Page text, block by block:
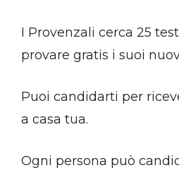
I Provenzali cerca 25
provare gratis i suoi
Puoi candidarti per
a casa tua.
Ogni persona può